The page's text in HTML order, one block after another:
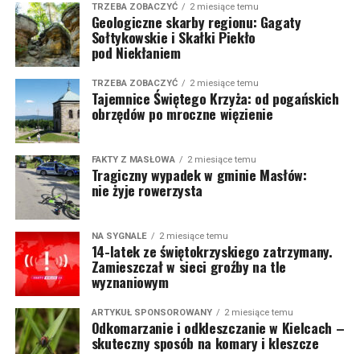
TRZEBA ZOBACZYĆ 2 miesiące temu
Geologiczne skarby regionu: Gagaty
Sołtykowskie i Skałki Piekło
pod Niekłaniem
TRZEBA ZOBACZYĆ 2 miesiące temu
Tajemnice Świętego Krzyża: od pogańskich
obrzędów po mroczne więzienie
FAKTY Z MASŁOWA 2 miesiące temu
Tragiczny wypadek w gminie Masłów:
nie żyje rowerzysta
NA SYGNALE 2 miesiące temu
14-latek ze świętokrzyskiego zatrzymany.
Zamieszczał w sieci groźby na tle
wyznaniowym
ARTYKUŁ SPONSOROWANY 2 miesiące temu
Odkomarzanie i odkleszczanie w Kielcach –
skuteczny sposób na komary i kleszcze